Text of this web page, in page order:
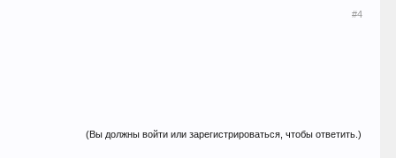
#4
(Вы должны войти или зарегистрироваться, чтобы ответить.)